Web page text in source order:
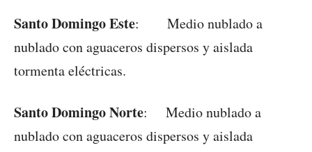
Santo Domingo Este: Medio nublado a
nublado con aguaceros dispersos y aislada
tormenta eléctricas.
Santo Domingo Norte: Medio nublado a
nublado con aguaceros dispersos y aislada